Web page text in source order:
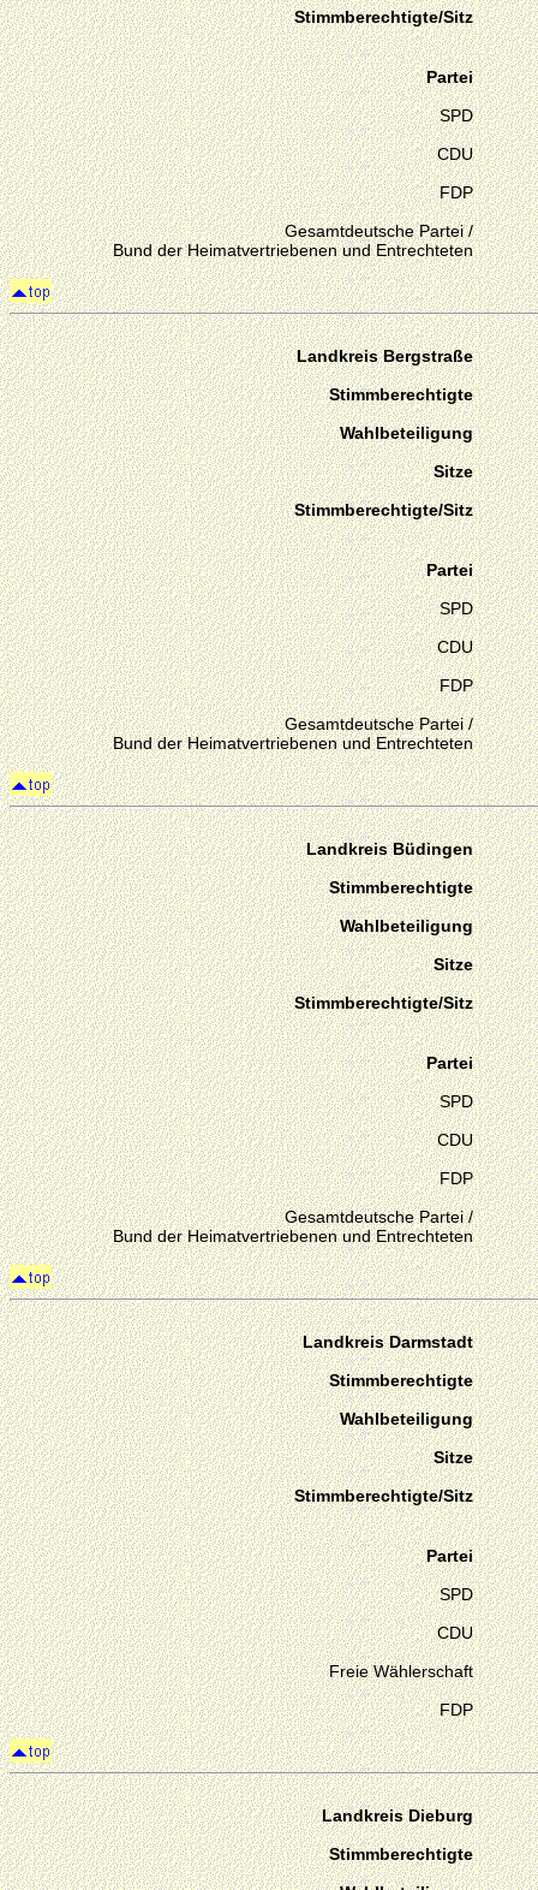
Stimmberechtigte/Sitz
Partei
SPD
CDU
FDP
Gesamtdeutsche Partei /
Bund der Heimatvertriebenen und Entrechteten
Landkreis Bergstraße
Stimmberechtigte
Wahlbeteiligung
Sitze
Stimmberechtigte/Sitz
Partei
SPD
CDU
FDP
Gesamtdeutsche Partei /
Bund der Heimatvertriebenen und Entrechteten
Landkreis Büdingen
Stimmberechtigte
Wahlbeteiligung
Sitze
Stimmberechtigte/Sitz
Partei
SPD
CDU
FDP
Gesamtdeutsche Partei /
Bund der Heimatvertriebenen und Entrechteten
Landkreis Darmstadt
Stimmberechtigte
Wahlbeteiligung
Sitze
Stimmberechtigte/Sitz
Partei
SPD
CDU
Freie Wählerschaft
FDP
Landkreis Dieburg
Stimmberechtigte